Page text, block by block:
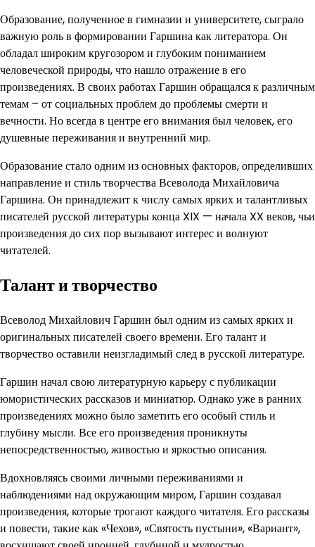
Образование, полученное в гимназии и университете, сыграло
важную роль в формировании Гаршина как литератора. Он
обладал широким кругозором и глубоким пониманием
человеческой природы, что нашло отражение в его
произведениях. В своих работах Гаршин обращался к различным
темам – от социальных проблем до проблемы смерти и
вечности. Но всегда в центре его внимания был человек, его
душевные переживания и внутренний мир.
Образование стало одним из основных факторов, определивших
направление и стиль творчества Всеволода Михайловича
Гаршина. Он принадлежит к числу самых ярких и талантливых
писателей русской литературы конца XIX — начала XX веков, чьи
произведения до сих пор вызывают интерес и волнуют
читателей.
Талант и творчество
Всеволод Михайлович Гаршин был одним из самых ярких и
оригинальных писателей своего времени. Его талант и
творчество оставили неизгладимый след в русской литературе.
Гаршин начал свою литературную карьеру с публикации
юмористических рассказов и миниатюр. Однако уже в ранних
произведениях можно было заметить его особый стиль и
глубину мысли. Все его произведения проникнуты
непосредственностью, живостью и яркостью описания.
Вдохновляясь своими личными переживаниями и
наблюдениями над окружающим миром, Гаршин создавал
произведения, которые трогают каждого читателя. Его рассказы
и повести, такие как «Чехов», «Святость пустыни», «Вариант»,